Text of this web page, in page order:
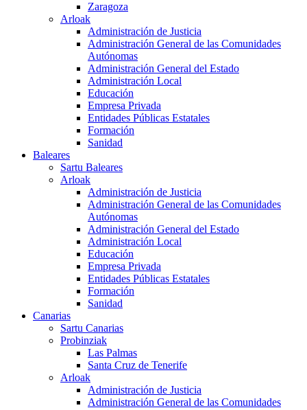
Zaragoza
Arloak
Administración de Justicia
Administración General de las Comunidades
Autónomas
Administración General del Estado
Administración Local
Educación
Empresa Privada
Entidades Públicas Estatales
Formación
Sanidad
Baleares
Sartu Baleares
Arloak
Administración de Justicia
Administración General de las Comunidades
Autónomas
Administración General del Estado
Administración Local
Educación
Empresa Privada
Entidades Públicas Estatales
Formación
Sanidad
Canarias
Sartu Canarias
Probinziak
Las Palmas
Santa Cruz de Tenerife
Arloak
Administración de Justicia
Administración General de las Comunidades